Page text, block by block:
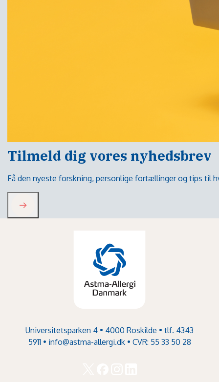
Tilmeld dig vores nyhedsbrev
Få den nyeste forskning, personlige fortællinger og tips til
Universitetsparken 4 • 4000 Roskilde • tlf. 4343
5911 • info@astma-allergi.dk• CVR: 55 33 50 28